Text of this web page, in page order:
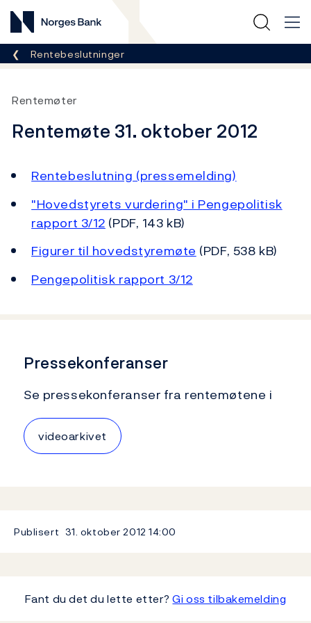
Norges Bank
Her er du nå:
Rentebeslutninger
Rentemøter
Rentemøte 31. oktober 2012
Rentebeslutning (pressemelding)
"Hovedstyrets vurdering" i Pengepolitisk
rapport 3/12 (PDF, 143 kB)
Figurer til hovedstyremøte (PDF, 538 kB)
Pengepolitisk rapport 3/12
Pressekonferanser
Se pressekonferanser fra rentemøtene i
videoarkivet
Publisert 31. oktober 201214:00
Fant du det du lette etter?Gi oss tilbakemelding